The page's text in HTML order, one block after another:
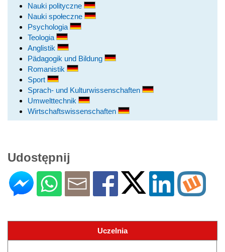
Nauki polityczne
Nauki społeczne
Psychologia
Teologia
Anglistik
Pädagogik und Bildung
Romanistik
Sport
Sprach- und Kulturwissenschaften
Umwelttechnik
Wirtschaftswissenschaften
Udostępnij
Uczelnia